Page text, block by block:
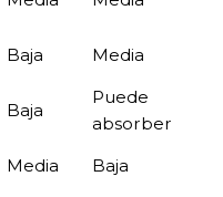
Baja
Media
Baja
Puede
absorber
Media Baja